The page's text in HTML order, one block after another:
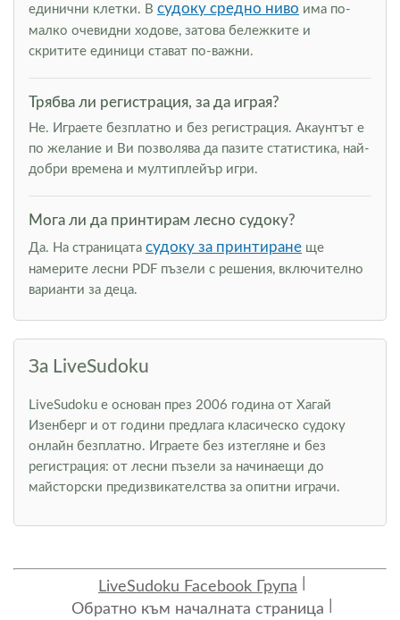
единични клетки. В судоку средно ниво има по-
малко очевидни ходове, затова бележките и
скритите единици стават по-важни.
Трябва ли регистрация, за да играя?
Не. Играете безплатно и без регистрация. Акаунтът е
по желание и Ви позволява да пазите статистика, най-
добри времена и мултиплейър игри.
Мога ли да принтирам лесно судоку?
Да. На страницата судоку за принтиране ще
намерите лесни PDF пъзели с решения, включително
варианти за деца.
За LiveSudoku
LiveSudoku е основан през 2006 година от Хагай
Изенберг и от години предлага класическо судоку
онлайн безплатно. Играете без изтегляне и без
регистрация: от лесни пъзели за начинаещи до
майсторски предизвикателства за опитни играчи.
LiveSudoku Facebook Група
Обратно към началната страница